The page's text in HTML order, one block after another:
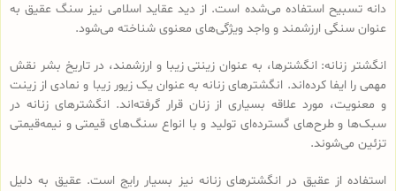
دانه تسبیح استفاده می‌شده است. از دید عقاید اسلامی نیز سنگ عقیق به
عنوان سنگی ارزشمند و واجد ویژگی‌های معنوی شناخته می‌شود.
انگشتر زنانه: انگشترها، به عنوان زینتی زیبا و ارزشمند، در تاریخ بشر نقش
مهمی را ایفا کرده‌اند. انگشترهای زنانه به عنوان یک زیور زیبا و نمادی از زینت
و معنویت، مورد علاقه بسیاری از زنان قرار گرفته‌اند. انگشترهای زنانه در
سبک‌ها و طرح‌های گسترده‌ای تولید و با انواع سنگ‌های قیمتی و نیمه‌قیمتی
تزئین می‌شوند.
استفاده از عقیق در انگشترهای زنانه نیز بسیار رایج است. عقیق به دلیل